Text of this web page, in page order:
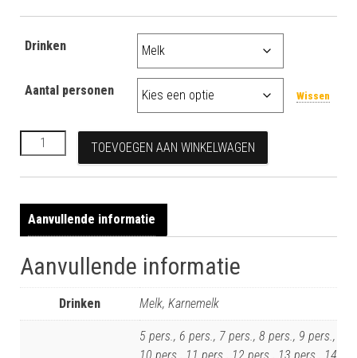
Drinken
Aantal personen Wissen
Basis vergaderpakket aantal
TOEVOEGEN AAN WINKELWAGEN
Aanvullende informatie
Aanvullende informatie
Drinken Melk, Karnemelk
5 pers., 6 pers., 7 pers., 8 pers., 9 pers.,
10 pers., 11 pers., 12 pers., 13 pers., 14